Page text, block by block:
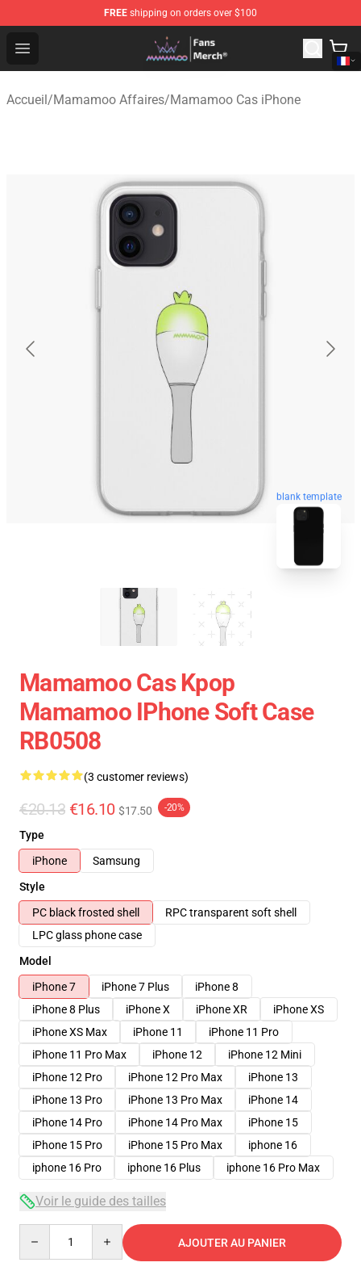
FREE shipping on orders over $100
Open menu
Mamamoo Store - Official Mamamoo Merchandise Shop
Accueil/Mamamoo Affaires/Mamamoo Cas iPhone
blank template
Mamamoo Cas Kpop
Mamamoo IPhone Soft Case
RB0508
(3 customer reviews)
€20.13 €16.10 $17.50 -20%
Type
iPhone
Samsung
Style
PC black frosted shell
RPC transparent soft shell
LPC glass phone case
Model
iPhone 7
iPhone 7 Plus
iPhone 8
iPhone 8 Plus
iPhone X iPhone XR
iPhone XS
iPhone XS Max
iPhone 11
iPhone 11 Pro
iPhone 11 Pro Max
iPhone 12
iPhone 12 Mini
iPhone 12 Pro
iPhone 12 Pro Max
iPhone 13
iPhone 13 Pro
iPhone 13 Pro Max
iPhone 14
iPhone 14 Pro
iPhone 14 Pro Max
iPhone 15
iPhone 15 Pro
iPhone 15 Pro Max
iphone 16
iphone 16 Pro
iphone 16 Plus iphone 16 Pro Max
Voir le guide des tailles
AJOUTER AU PANIER